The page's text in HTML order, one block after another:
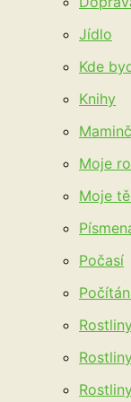
Jídlo
Kde
Knihy
Moje
Moje
Počasí